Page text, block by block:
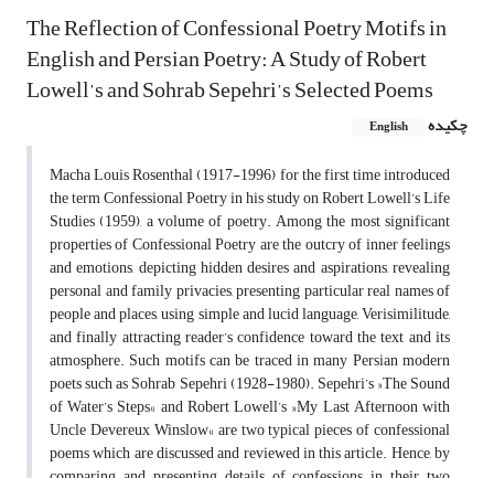
The Reflection of Confessional Poetry Motifs in
English and Persian Poetry: A Study of Robert
Lowell’s and Sohrab Sepehri’s Selected Poems
چکیده English
Macha Louis Rosenthal (1917-1996) for the first time introduced
the term Confessional Poetry in his study on Robert Lowell’s Life
Studies (1959), a volume of poetry. Among the most significant
properties of Confessional Poetry are the outcry of inner feelings
and emotions, depicting hidden desires and aspirations, revealing
personal and family privacies, presenting particular real names of
people and places, using simple and lucid language, Verisimilitude,
and finally attracting reader’s confidence toward the text and its
atmosphere. Such motifs can be traced in many Persian modern
poets such as Sohrab Sepehri (1928-1980). Sepehri’s »The Sound
of Water’s Steps« and Robert Lowell’s »My Last Afternoon with
Uncle Devereux Winslow« are two typical pieces of confessional
poems which are discussed and reviewed in this article. Hence, by